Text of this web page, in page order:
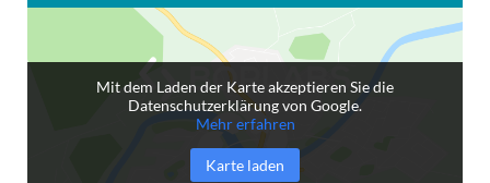
Mit dem Laden der Karte akzeptieren Sie die
Datenschutzerklärung von Google.
Mehr erfahren
Karte laden